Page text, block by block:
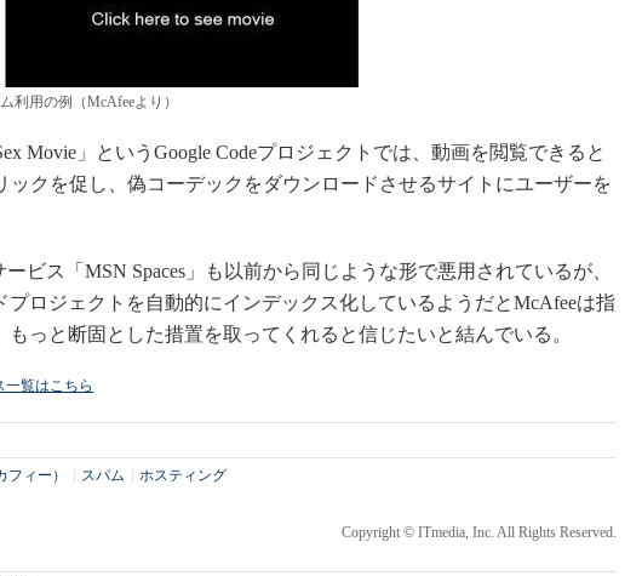
利用の例（McAfeeより）
Movie」というGoogle Codeプロジェクトでは、動画を閲覧できると
ックを促し、偽コーデックをダウンロードさせるサイトにユーザーを
ビス「MSN Spaces」も以前から同じような形で悪用されているが、
プロジェクトを自動的にインデックス化しているようだとMcAfeeは指
もっと断固とした措置を取ってくれると信じたいと結んでいる。
一覧はこちら
フィー） スパム ホスティング
Copyright © ITmedia, Inc. All Rights Reserved.